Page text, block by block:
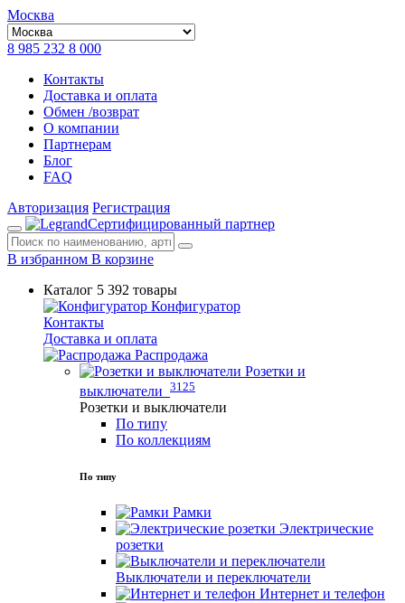
Москва
8 985 232 8 000
Контакты
Доставка и оплата
Обмен /возврат
О компании
Партнерам
Блог
FAQ
Авторизация Регистрация
Сертифицированный партнер
В избранном В корзине
Каталог 5 392 товары
Конфигуратор
Контакты
Доставка и оплата
Распродажа
Розетки и
выключатели 3125
Розетки и выключатели
По типу
По коллекциям
По типу
Рамки
Электрические
розетки
Выключатели и переключатели
Интернет и телефон